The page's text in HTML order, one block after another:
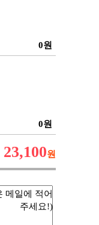
0원
0원
23,100원
메일에 적어
주세요!)